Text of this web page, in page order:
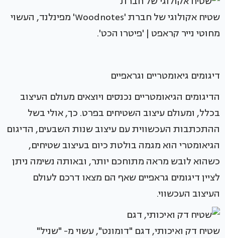
שטיח אקולוגי של חברת 'Woodnotes' מפינלנד, העשוי
מחוטי נייר קראפט | 'פיטרו הכט'.
דיגומים גיאומטריים וגראפיים
הדיגומים הגיאומטריים נכנסים ויוצאים מעולם העיצוב
בכלל, ומעולם עיצוב השטיחים בפרט. כך, אולי בשל
ההתכתבות העכשווית עם עיצוב שנות השבעים, הדיגום
הגיאומטרי הוא מגמה בולטת כיום בעיצוב שטיחים,
כשהוא לובש מראה מתוחכם יותר, ובאותה נשימה ניתן
לציין דיגומים גראפיים שאף הם מצאו דרכם לעולם
העיצוב העכשווי.
שטיח דק ואיכותי, דגם "דומונט", עשוי מ- "שניל"